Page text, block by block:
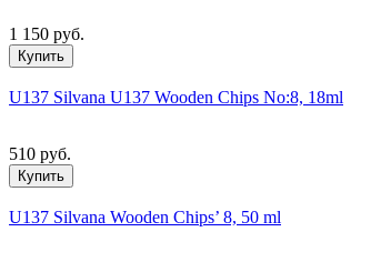
1 150 руб.
Купить
U137 Silvana U137 Wooden Chips No:8, 18ml
510 руб.
Купить
U137 Silvana Wooden Chips’ 8, 50 ml